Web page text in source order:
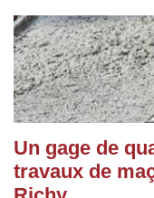
Un gage de
travaux de